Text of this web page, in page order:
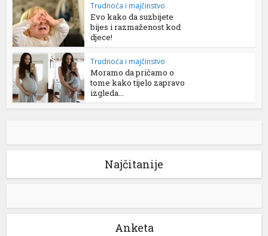
Trudnoća i majčinstvo
Evo kako da suzbijete
bijes i razmaženost kod
djece!
Trudnoća i majčinstvo
Moramo da pričamo o
tome kako tijelo zapravo
izgleda...
Najčitanije
Anketa